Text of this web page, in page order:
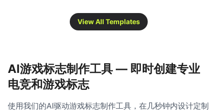
View All Templates
AI游戏标志制作工具 — 即时创建专业
电竞和游戏标志
使用我们的AI驱动游戏标志制作工具，在几秒钟内设计定制